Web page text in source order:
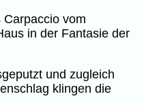
vom
in der Fantasie der
und zugleich
klingen die